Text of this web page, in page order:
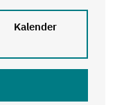
Kalender